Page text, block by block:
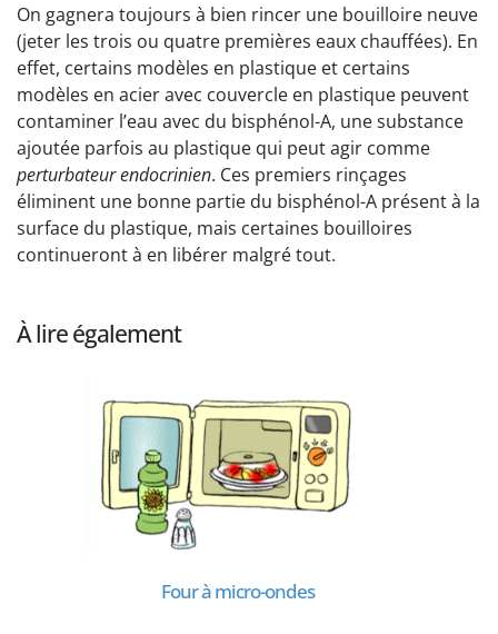
On gagnera toujours à bien rincer une bouilloire neuve
(jeter les trois ou quatre premières eaux chauffées). En
effet, certains modèles en plastique et certains
modèles en acier avec couvercle en plastique peuvent
contaminer l’eau avec du bisphénol-A, une substance
ajoutée parfois au plastique qui peut agir comme
perturbateur endocrinien. Ces premiers rinçages
éliminent une bonne partie du bisphénol-A présent à la
surface du plastique, mais certaines bouilloires
continueront à en libérer malgré tout.
À lire également
Four à micro-ondes